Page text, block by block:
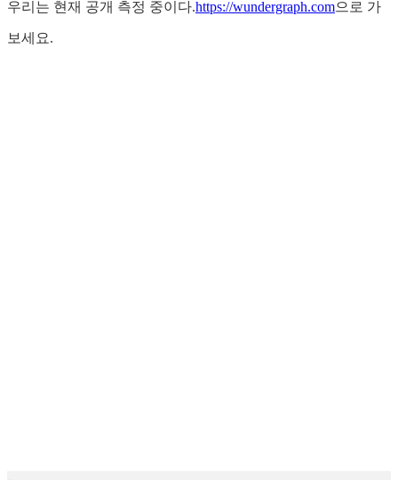
우리는 현재 공개 측정 중이다.https://wundergraph.com으로 가
보세요.